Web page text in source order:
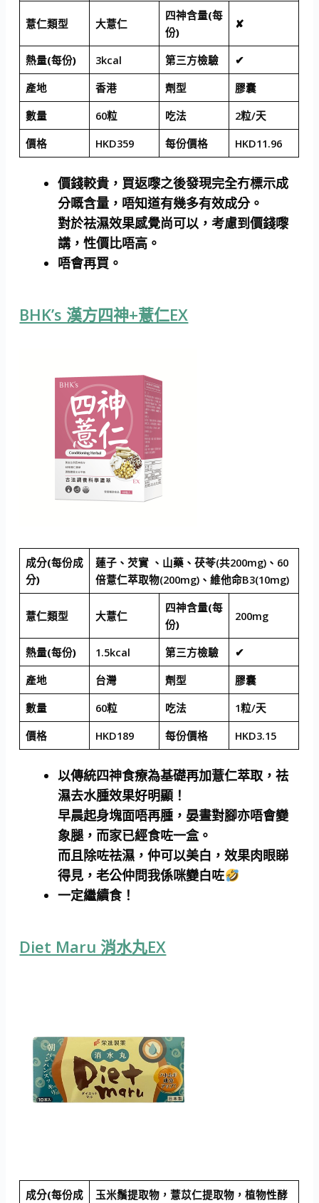
薏仁類型 大薏仁
四神含量(每
份)
✘
熱量(每份) 3kcal 第三方檢驗
✔
產地
香港 劑型
膠囊
數量
60粒 吃法
2粒/天
價格
HKD359 每份價格 HKD11.96
價錢較貴，買返嚟之後發現完全冇標示成
分嘅含量，唔知道有幾多有效成分。
對於祛濕效果感覺尚可以，考慮到價錢嚟
講，性價比唔高。
唔會再買。
BHK’s 漢方四神+薏仁EX
成分(每份成
分)
蓮子、芡實 、山藥、茯苓(共200mg)、60
倍薏仁萃取物(200mg)、維他命B3(10mg)
薏仁類型 大薏仁
四神含量(每
份)
200mg
熱量(每份) 1.5kcal 第三方檢驗
✔
產地
台灣 劑型
膠囊
數量
60粒 吃法
1粒/天
價格
HKD189 每份價格 HKD3.15
以傳統四神食療為基礎再加薏仁萃取，祛
濕去水腫效果好明顯！
早晨起身塊面唔再腫，晏晝對腳亦唔會變
象腿，而家已經食咗一盒。
而且除咗祛濕，仲可以美白，效果肉眼睇
得見，老公仲問我係咪變白咗
一定繼續食！
Diet Maru 消水丸EX
成分(每份成
玉米鬚提取物，薏苡仁提取物，植物性酵